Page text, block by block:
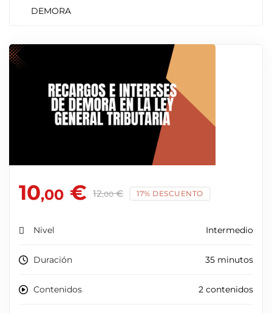
DEMORA
10,00 € 12,00 € 17% DESCUENTO
Nivel Intermedio
Duración 35 minutos
Contenidos 2 contenidos